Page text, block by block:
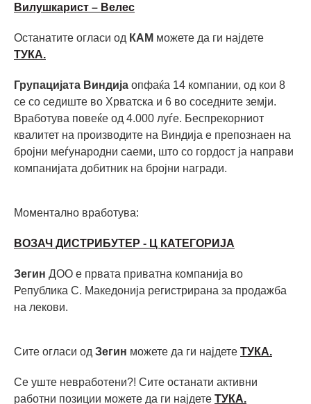
Вилушкарист – Велес
Останатите огласи од КАМ можете да ги најдете
ТУКА.
Групацијата Виндија опфаќа 14 компании, од кои 8
се со седиште во Хрватска и 6 во соседните земји.
Вработува повеќе од 4.000 луѓе. Беспрекорниот
квалитет на производите на Виндија е препознаен на
бројни меѓународни саеми, што со гордост ја направи
компанијата добитник на бројни награди.
Моментално вработува:
ВОЗАЧ ДИСТРИБУТЕР - Ц КАТЕГОРИЈА
Зегин ДОО е првата приватна компанија во
Република С. Македонија регистрирана за продажба
на лекови.
Сите огласи од Зегин можете да ги најдете ТУКА.
Се уште невработени?! Сите останати активни
работни позиции можете да ги најдете ТУКА.